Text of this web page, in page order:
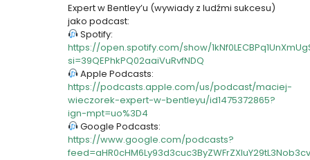
Expert w Bentley’u (wywiady z ludźmi sukcesu)
jako podcast:
Spotify:
https://open.spotify.com/show/
si=39QEPhkPQ02aaiVuRvfNDQ
Apple Podcasts:
https://podcasts.apple.com/us/podcast/maciej-
wieczorek-expert-w-bentleyu/id1475372865?
ign-mpt=uo%3D4
Google Podcasts:
https://www.google.com/podcasts?